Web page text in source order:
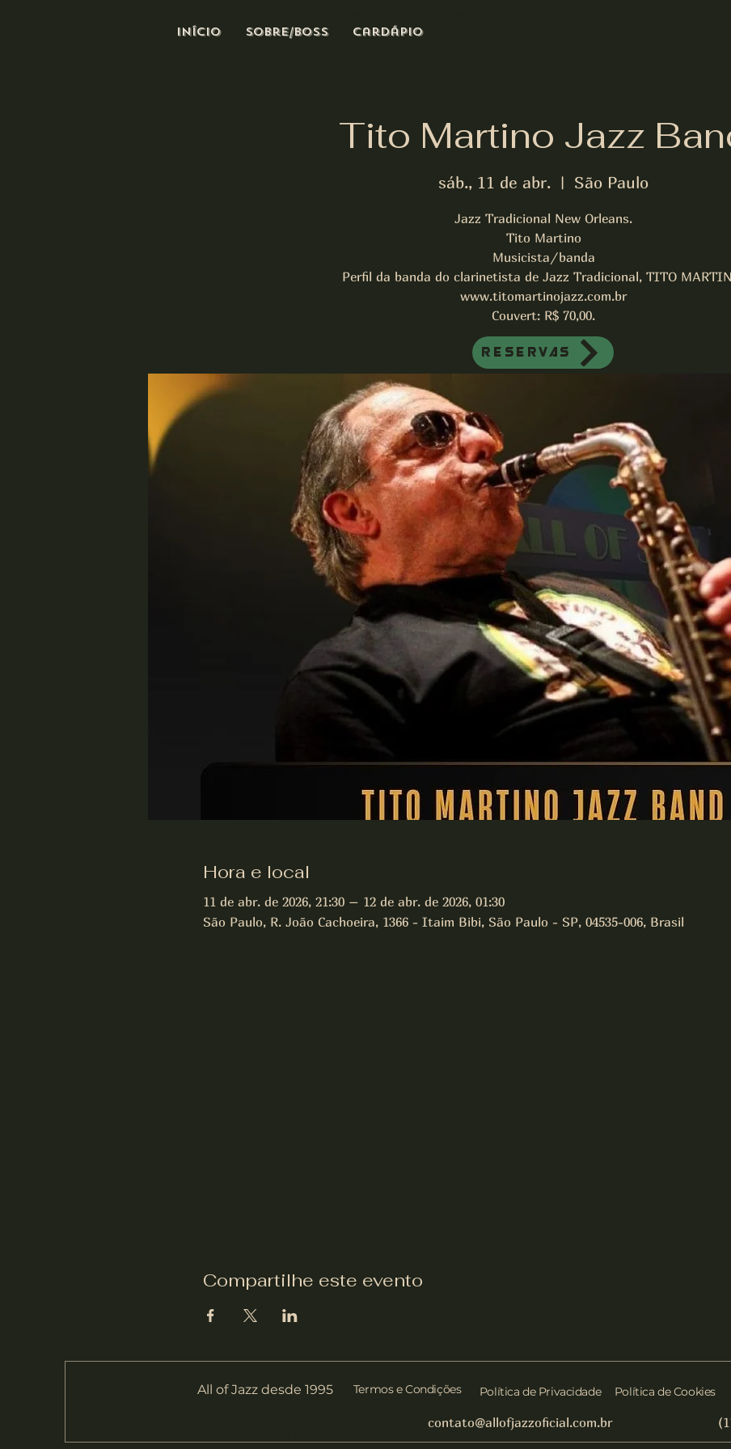
Início Sobre/Boss Cardápio
Tito Martino Jazz
sáb., 11 de abr.
  |
São Paulo
Jazz Tradicional New Orleans.
Tito Martino
Musicista/banda
Perfil da banda do clarinetista de Jazz Tradicional, TITO
www.titomartinojazz.com.br
Couvert: R$ 70,00.
Hora e local
11 de abr. de 2026, 21:30 – 12 de abr. de 2026, 01:30
São Paulo, R. João Cachoeira, 1366 - Itaim Bibi, São Paulo - SP, 04535-006, Brasil
Compartilhe este evento
Reservas
All of Jazz desde 1995 Termos e Condições Política de Privacidade Política de Cookies
contato@allofjazzoficial.com.br